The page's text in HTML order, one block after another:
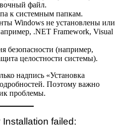
файл.
к системным папкам.
Windows не установлены или
.NET Framework, Visual
безопасности (например,
целостности системы).
надпись «Установка
Поэтому важно
проблемы.
Installation failed: